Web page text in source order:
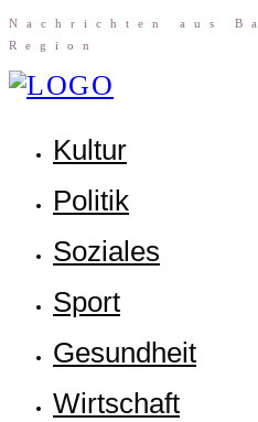
Nach­rich­ten aus
Region
Kul­tur
Poli­tik
Sozia­les
Sport
Gesund­heit
Wirt­schaft